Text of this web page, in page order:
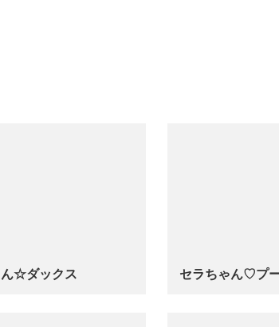
ん☆ダックス セラちゃん♡プ